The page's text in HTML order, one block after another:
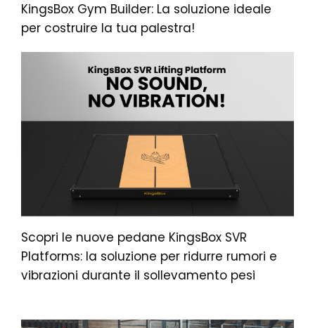
KingsBox Gym Builder: La soluzione ideale
per costruire la tua palestra!
Scopri le nuove pedane KingsBox SVR
Platforms: la soluzione per ridurre rumori e
vibrazioni durante il sollevamento pesi